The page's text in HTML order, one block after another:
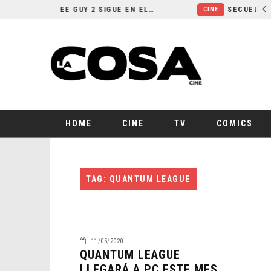
¿POR QUÉ FREE GUY 2 SIGUE EN EL LIMBO?
HOME CINE TV COMICS
TAG: QUANTUM LEAGUE
11/05/2020
QUANTUM LEAGUE